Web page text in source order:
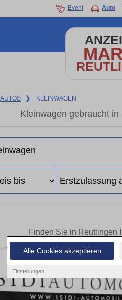
Alle Cookies akzeptieren
Einstellungen
Event Auto
AUTOS ❯ KLEINWAGEN
Kleinwagen gebraucht
Finden Sie in Reutlingen
Entdecken Sie in Reutlingen gebrauchte